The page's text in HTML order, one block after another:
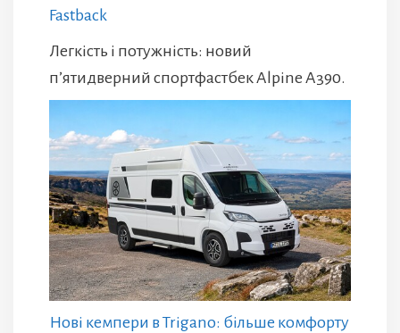
Fastback
Легкість і потужність: новий
п’ятидверний спортфастбек Alpine A390.
Нові кемпери в Trigano: більше комфорту